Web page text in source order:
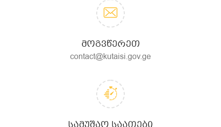
ᲛᲝᲒᲕᲬᲔᲠᲔᲗ
contact@kutaisi.gov.ge